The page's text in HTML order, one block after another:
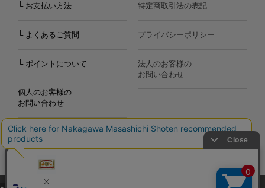
└ お支払い方法
└ よくあるご質問
└ ポイントについて
個人のお客様の
お問い合わせ
特定商取引法の表記
プライバシーポリシー
法人のお客様の
お問い合わせ